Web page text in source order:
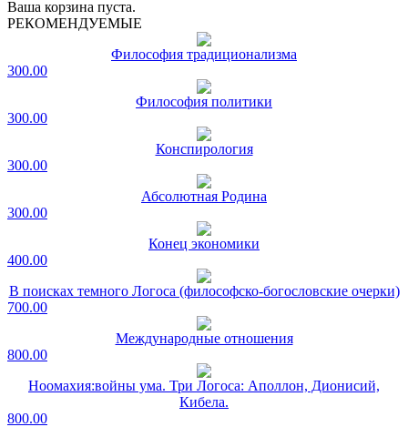
Ваша корзина пуста.
РЕКОМЕНДУЕМЫЕ
Философия традиционализма
300.00
Философия политики
300.00
Конспирология
300.00
Абсолютная Родина
300.00
Конец экономики
400.00
В поисках темного Логоса (философско-богословские очерки)
700.00
Международные отношения
800.00
Ноомахия:войны ума. Три Логоса: Аполлон, Дионисий,
Кибела.
800.00